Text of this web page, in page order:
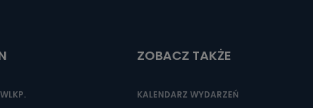
ZOBACZ TAKŻE
KALENDARZ WYDARZEŃ